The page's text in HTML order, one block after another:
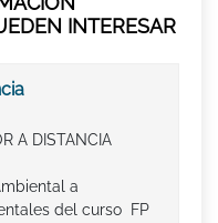
INTERESAR
A DISTANCIA
a
del curso FP